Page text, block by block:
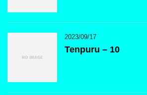
2023/09/17
Tenpuru – 10